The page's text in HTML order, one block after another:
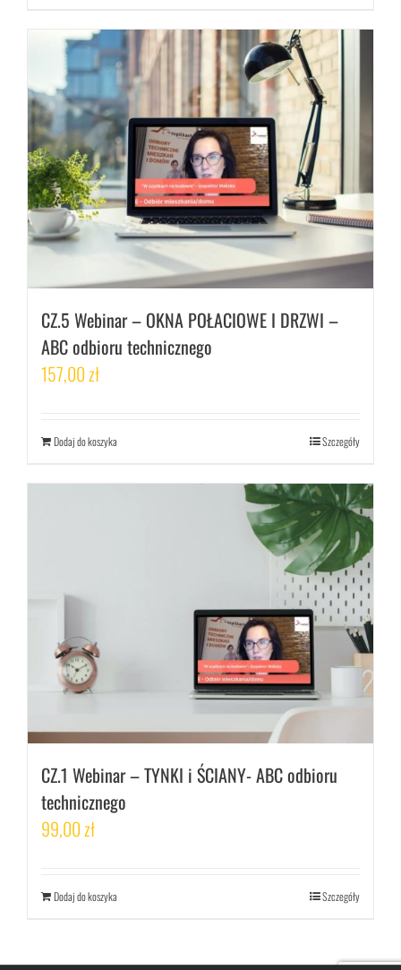
CZ.5 Webinar – OKNA POŁACIOWE I DRZWI –
ABC odbioru technicznego
157,00zł
Dodaj do koszyka Szczegóły
CZ.1 Webinar – TYNKI i ŚCIANY- ABC odbioru
technicznego
99,00zł
Dodaj do koszyka Szczegóły